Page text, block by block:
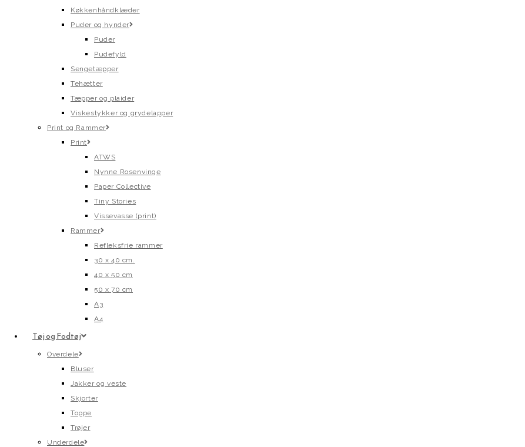
Køkkenhåndklæder
Puder og hynder
Puder
Pudefyld
Sengetæpper
Tehætter
Tæpper og plaider
Viskestykker og grydelapper
Print og Rammer
Print
ATWS
Nynne Rosenvinge
Paper Collective
Tiny Stories
Vissevasse (print)
Rammer
Refleksfrie rammer
30 x 40 cm.
40 x 50 cm
50 x 70 cm
A3
A4
Tøj og Fodtøj
Overdele
Bluser
Jakker og veste
Skjorter
Toppe
Trøjer
Underdele